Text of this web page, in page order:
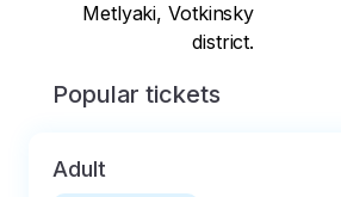
Metlyaki, Votkinsky
district.
Popular tickets
Adult